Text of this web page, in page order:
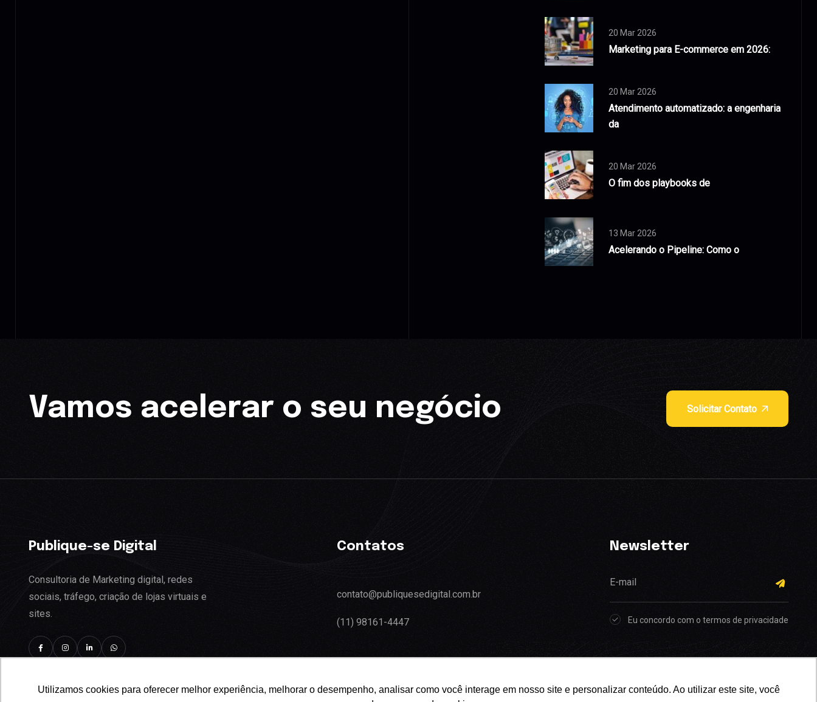
Utilizamos cookies para oferecer melhor experiência, melhorar o desempenho, analisar como você interage em nosso site e personalizar conteúdo. Ao utilizar este site, você
20 Mar 2026
Marketing para E-commerce em 2026:
20 Mar 2026
Atendimento automatizado: a engenharia
da
20 Mar 2026
O fim dos playbooks de
13 Mar 2026
Acelerando o Pipeline: Como o
Vamos acelerar o seu negócio Solicitar Contato
Publique-se Digital
Consultoria de Marketing digital, redes
sociais, tráfego, criação de lojas virtuais e
sites.
Contatos
contato@publiquesedigital.com.br
(11) 98161-4447
Newsletter
Eu concordo com o termos de privacidade